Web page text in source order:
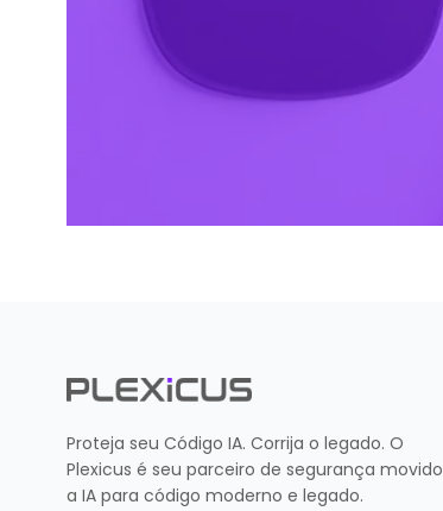
Proteja seu Código IA. Corrija o legado. O
Plexicus é seu parceiro de segurança movido
a IA para código moderno e legado.